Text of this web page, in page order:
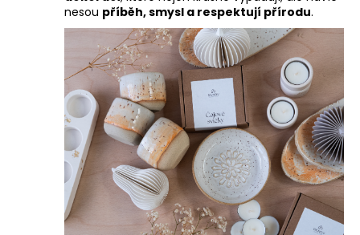
nesou příběh, smysl a respektují přírodu.
HLEDAT